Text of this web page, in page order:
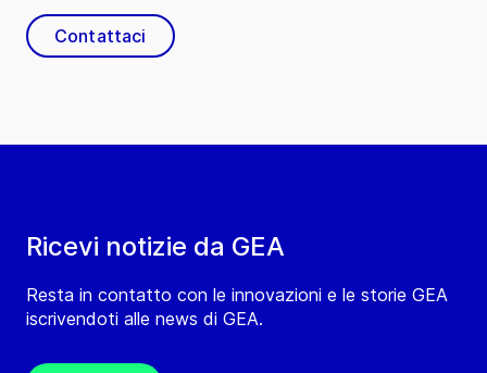
Ricevi notizie da GEA
Resta in contatto con le innovazioni e le storie GEA
iscrivendoti alle news di GEA.
Contattaci